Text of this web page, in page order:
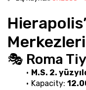
Merkezleri
🎭 Roma
M.S. 2.
Kapacity: